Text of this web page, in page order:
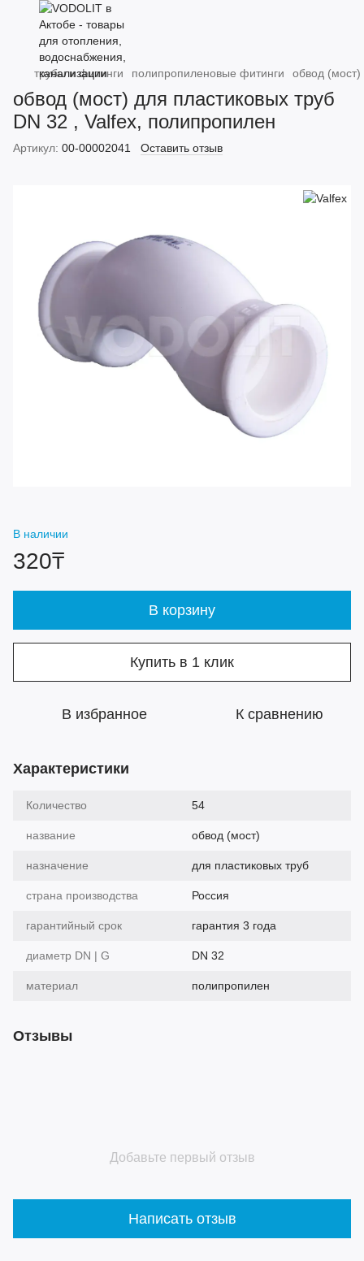
трубы и фитинги полипропиленовые фитинги обвод (мост)
обвод (мост) для пластиковых труб
DN 32 , Valfex, полипропилен
Артикул: 00-00002041 Оставить отзыв
В наличии
320₸
В корзину
Купить в 1 клик
В избранное К сравнению
Характеристики
Количество 54
название обвод (мост)
назначение для пластиковых труб
страна производства Россия
гарантийный срок гарантия 3 года
диаметр DN | G DN 32
материал полипропилен
Отзывы
Добавьте первый отзыв
Написать отзыв